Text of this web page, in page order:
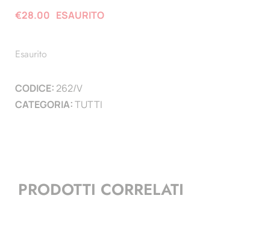
€28.00 ESAURITO
Esaurito
CODICE: 262/V
CATEGORIA:TUTTI
PRODOTTI CORRELATI